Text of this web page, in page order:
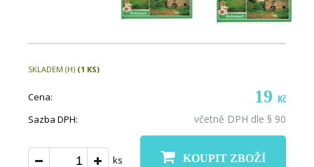
SKLADEM (H) (1 KS)
Cena: 19 Kč
Sazba DPH: včetně DPH dle § 90
ks KOUPIT ZBOŽÍ